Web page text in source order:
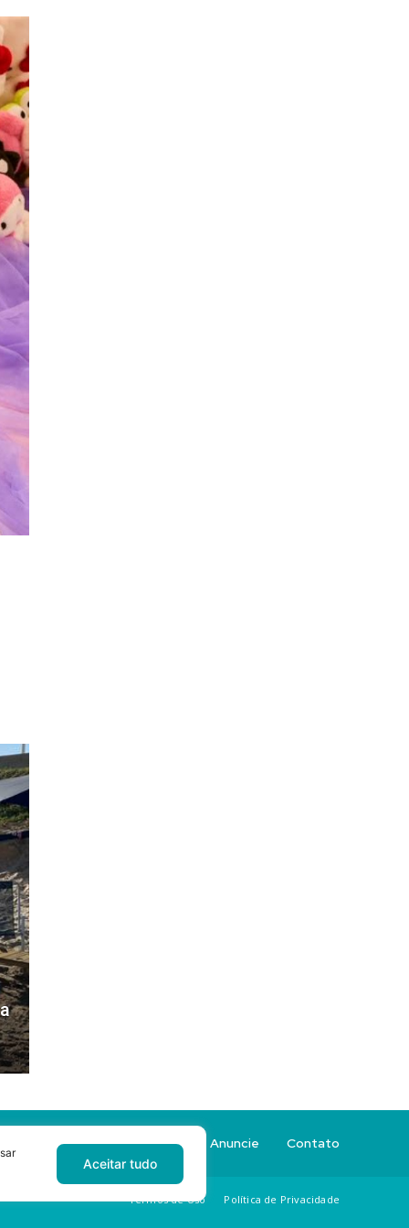
Aceitar tudo
Sobre a Revista Sacada Anuncie Contato
Termos de Uso Política de Privacidade